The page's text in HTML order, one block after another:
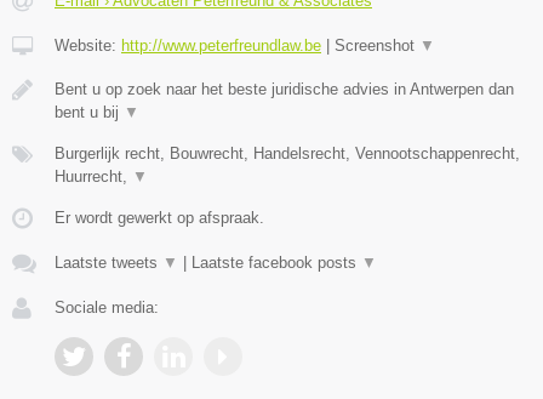
Website: http://www.peterfreundlaw.be Screenshot ▼
Bent u op zoek naar het beste juridische advies in Antwerpen dan
bent u bij ▼
Burgerlijk recht, Bouwrecht, Handelsrecht, Vennootschappenrecht,
Huurrecht,
▼
Er wordt gewerkt op afspraak.
Laatste tweets ▼ Laatste facebook posts ▼
Sociale media: